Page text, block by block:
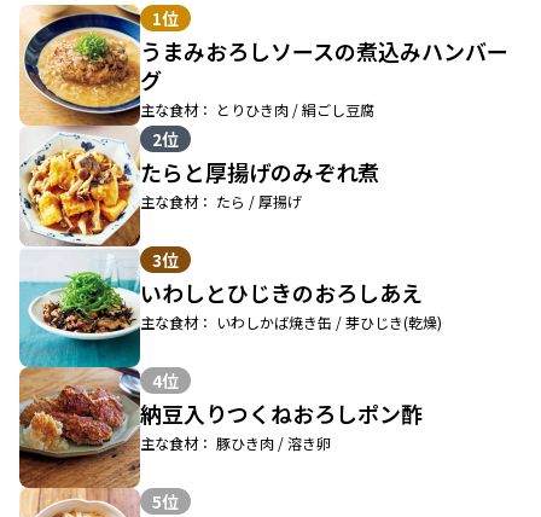
1位
うまみおろしソースの煮込みハンバー
グ
主な食材： とりひき肉 / 絹ごし豆腐
2位
たらと厚揚げのみぞれ煮
主な食材： たら / 厚揚げ
3位
いわしとひじきのおろしあえ
主な食材： いわしかば焼き缶 / 芽ひじき(乾燥)
4位
納豆入りつくねおろしポン酢
主な食材： 豚ひき肉 / 溶き卵
5位